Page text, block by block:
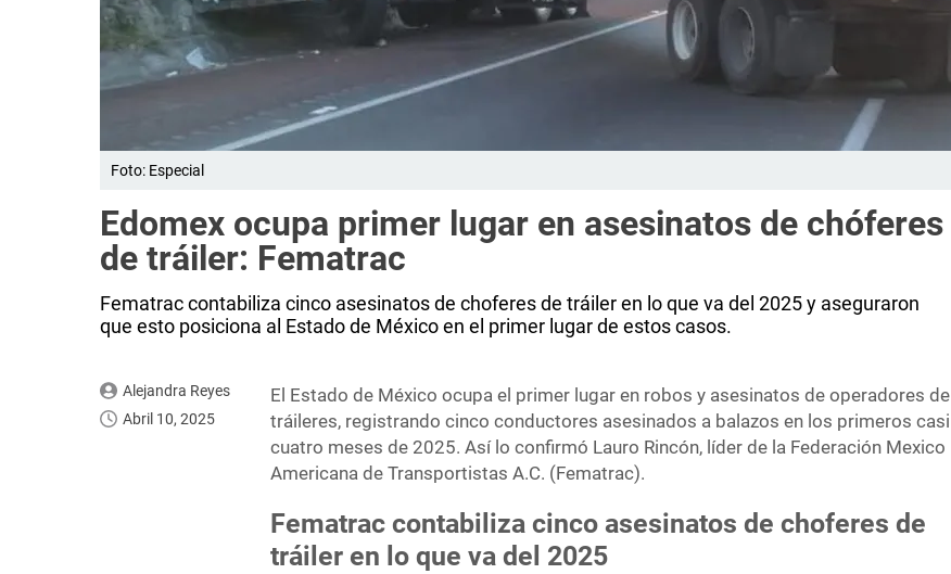
Foto: Especial
Edomex ocupa primer lugar en asesinatos de chóferes
de tráiler: Fematrac
Fematrac contabiliza cinco asesinatos de choferes de tráiler en lo que va del 2025 y aseguraron
que esto posiciona al Estado de México en el primer lugar de estos casos.
Alejandra Reyes
Abril 10, 2025
El Estado de México ocupa el primer lugar en robos y asesinatos de operadores de
tráileres, registrando cinco conductores asesinados a balazos en los primeros casi
cuatro meses de 2025. Así lo confirmó Lauro Rincón, líder de la Federación Mexico
Americana de Transportistas A.C. (Fematrac).
Fematrac contabiliza cinco asesinatos de choferes de
tráiler en lo que va del 2025